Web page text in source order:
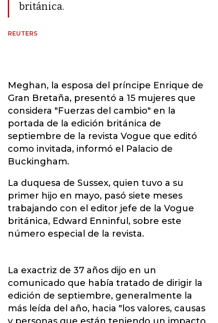
británica.
REUTERS
Meghan, la esposa del príncipe Enrique de
Gran Bretaña, presentó a 15 mujeres que
considera "Fuerzas del cambio" en la
portada de la edición británica de
septiembre de la revista Vogue que editó
como invitada, informó el Palacio de
Buckingham.
La duquesa de Sussex, quien tuvo a su
primer hijo en mayo, pasó siete meses
trabajando con el editor jefe de la Vogue
británica, Edward Enninful, sobre este
número especial de la revista.
La exactriz de 37 años dijo en un
comunicado que había tratado de dirigir la
edición de septiembre, generalmente la
más leída del año, hacia "los valores, causas